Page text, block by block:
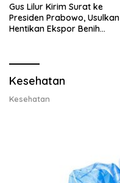
Gus Lilur Kirim Surat ke
Presiden Prabowo, Usulkan
Hentikan Ekspor Benih
Kesehatan
Kesehatan